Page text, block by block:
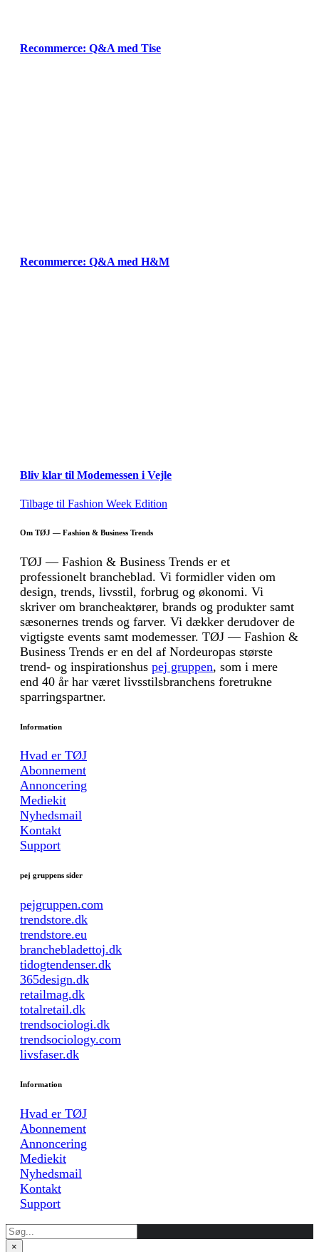
Recommerce: Q&A med Tise
Recommerce: Q&A med H&M
Bliv klar til Modemessen i Vejle
Tilbage til Fashion Week Edition
Om TØJ — Fashion & Business Trends
TØJ — Fashion & Business Trends er et
professionelt brancheblad. Vi formidler viden om
design, trends, livsstil, forbrug og økonomi. Vi
skriver om brancheaktører, brands og produkter samt
sæsonernes trends og farver. Vi dækker derudover de
vigtigste events samt modemesser. TØJ — Fashion &
Business Trends er en del af Nordeuropas største
trend- og inspirationshus pej gruppen, som i mere
end 40 år har været livsstilsbranchens foretrukne
sparringspartner.
Information
Hvad er TØJ
Abonnement
Annoncering
Mediekit
Nyhedsmail
Kontakt
Support
pej gruppens sider
pejgruppen.com
trendstore.dk
trendstore.eu
branchebladettoj.dk
tidogtendenser.dk
365design.dk
retailmag.dk
totalretail.dk
trendsociologi.dk
trendsociology.com
livsfaser.dk
Information
Hvad er TØJ
Abonnement
Annoncering
Mediekit
Nyhedsmail
Kontakt
Support
×